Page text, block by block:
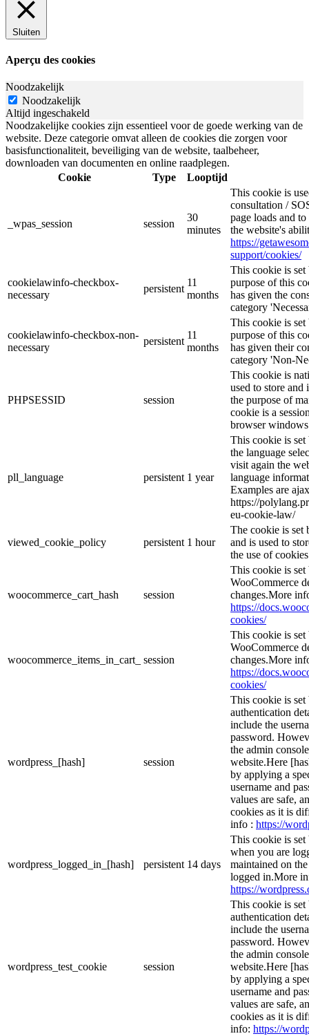
Sluiten
Aperçu des cookies
Noodzakelijk
Noodzakelijk
Altijd ingeschakeld
Noodzakelijke cookies zijn essentieel voor de goede werking van de
website. Deze categorie omvat alleen de cookies die zorgen voor
basisfunctionaliteit, beveiliging van de website, taalbeheer,
downloaden van documenten en online raadplegen.
Cookie
Type Looptijd
_wpas_session session
30
minutes
This cookie is
consultation /
page loads and
the website's
https://
support/cookies/
cookielawinfo-checkbox-
necessary
persistent
11
months
This cookie is
purpose of this
has given the
category
cookielawinfo-checkbox-non-
necessary
persistent
11
months
This cookie is
purpose of this
has given their
category 'Non-
PHPSESSID session
This cookie is
used to store
the purpose of
cookie is a
browser
pll_language persistent 1 year
This cookie is set
the language
visit again the
language
Examples are
https://
eu-cookie-law/
viewed_cookie_policy persistent 1 hour
The cookie is set
and is used to
the use of
woocommerce_cart_hash session
This cookie is set
WooCommerce
changes.More
https://
cookies/
woocommerce_items_in_cart_ session
This cookie is set
WooCommerce
changes.More
https://
cookies/
wordpress_[hash] session
This cookie is set
authentication
include the
password.
the admin
website.Here
by applying a
username and
values are safe,
cookies as it is
info : https://
wordpress_logged_in_[hash] persistent 14 days
This cookie is set
when you are
maintained on
logged in.More
https://
wordpress_test_cookie session
This cookie is set
authentication
include the
password.
the admin
website.Here
by applying a
username and
values are safe,
cookies as it is
info: https://